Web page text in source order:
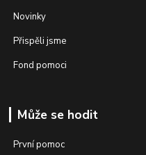
Novinky
Přispěli jsme
Fond pomoci
Může se hodit
První pomoc